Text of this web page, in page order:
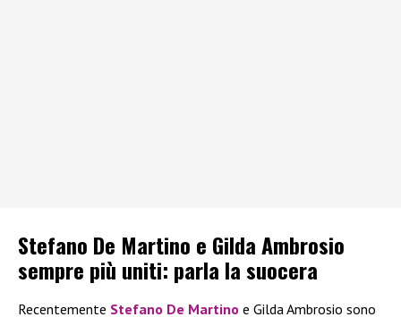
Stefano De Martino e Gilda Ambrosio
sempre più uniti: parla la suocera
Recentemente Stefano De Martino e Gilda Ambrosio sono